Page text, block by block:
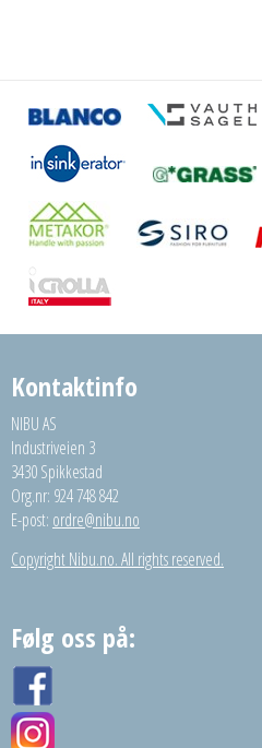
Kontaktinfo
NIBU AS
Industriveien 3
3430 Spikkestad
Org.nr: 924 748 842
E-post: ordre@nibu.no
Copyright Nibu.no. All rights reserved.
Følg oss på: